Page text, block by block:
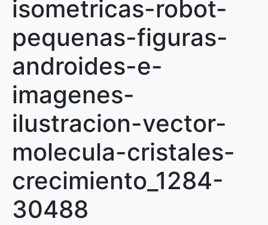
isometricas-robot-
pequenas-figuras-
androides-e-
imagenes-
ilustracion-vector-
molecula-cristales-
crecimiento_1284-
30488